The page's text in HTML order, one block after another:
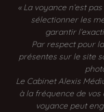
« La voyance n’est
sélectionner les
garantir
Par respect pour
présentes sur le site
Le Cabinet Alexis
à la fréquence de
voyance peut